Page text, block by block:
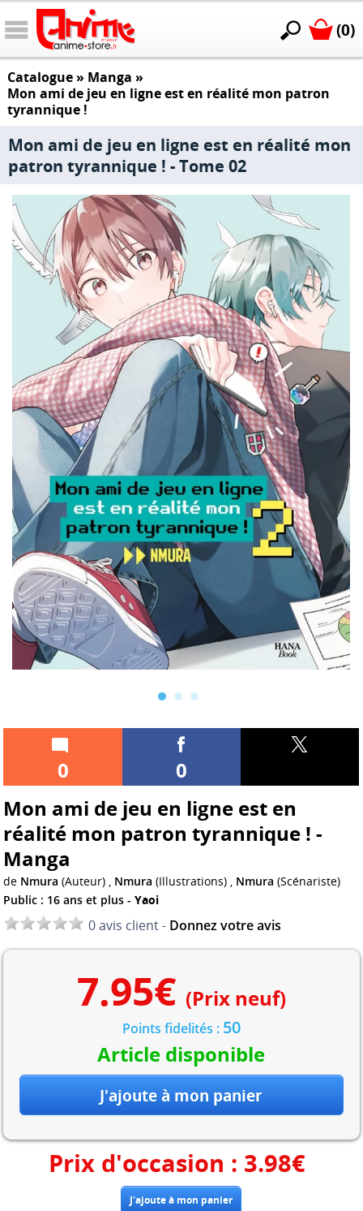
(0)
Catalogue» Manga »
Mon ami de jeu en ligne est en réalité mon patron
tyrannique !
Mon ami de jeu en ligne est en réalité mon
patron tyrannique ! - Tome 02
0
0
Mon ami de jeu en ligne est en
réalité mon patron tyrannique ! -
Manga
de Nmura (Auteur) , Nmura (Illustrations) , Nmura (Scénariste)
Public : 16 ans et plus -Yaoi
0 avis client - Donnez votre avis
7.95€ (Prix neuf)
Points fidelités : 50
Article disponible
Prix d'occasion : 3.98€